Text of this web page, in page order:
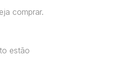
comprar.
estão